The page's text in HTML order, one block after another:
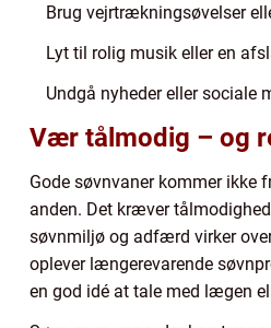
Brug vejrtrækningsøvelser
Lyt til rolig musik eller en
Undgå nyheder eller sociale
Vær tålmodig – og
Gode søvnvaner kommer ikke
anden. Det kræver
søvnmiljø og adfærd virker
oplever længerevarende
en god idé at tale med lægen